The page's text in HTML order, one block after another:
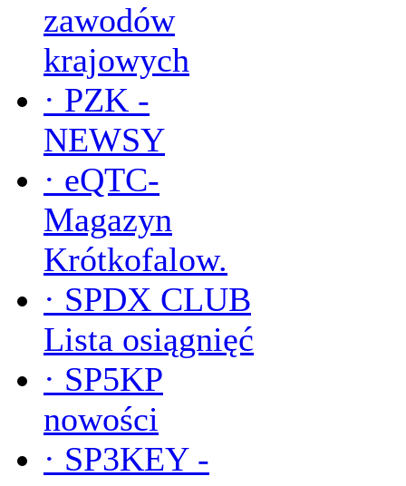
zawodów
krajowych
· PZK -
NEWSY
· eQTC-
Magazyn
Krótkofalow.
· SPDX CLUB
Lista osiągnięć
· SP5KP
nowości
· SP3KEY -